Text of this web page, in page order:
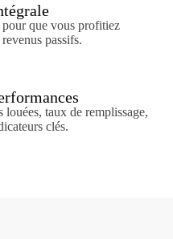
que vous profitiez
passifs.
taux de remplissage,
clés.